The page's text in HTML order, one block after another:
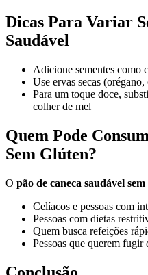
Dicas Para Variar
Saudável
Adicione sementes como
Use ervas secas
Para um toque doce,
colher de mel
Quem Pode
Sem Glúten?
O pão de caneca saudável
Celíacos e pessoas com
Pessoas com dietas
Quem busca refeições
Pessoas que querem